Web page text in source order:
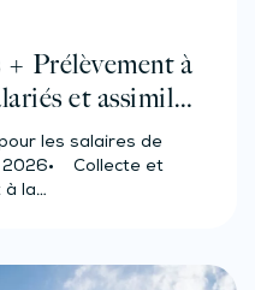
Prélèvement à
et assimilés
salariés)
les salaires de
2026• Collecte et
à la…